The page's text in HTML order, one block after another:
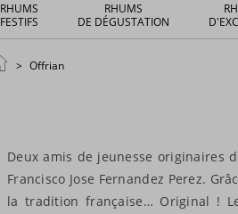
RHUMS
FESTIFS
RHUMS
DE DÉGUSTATION
Offrian
Deux amis de jeunesse originaires
Francisco Jose Fernandez Perez.
la tradition française… Original !